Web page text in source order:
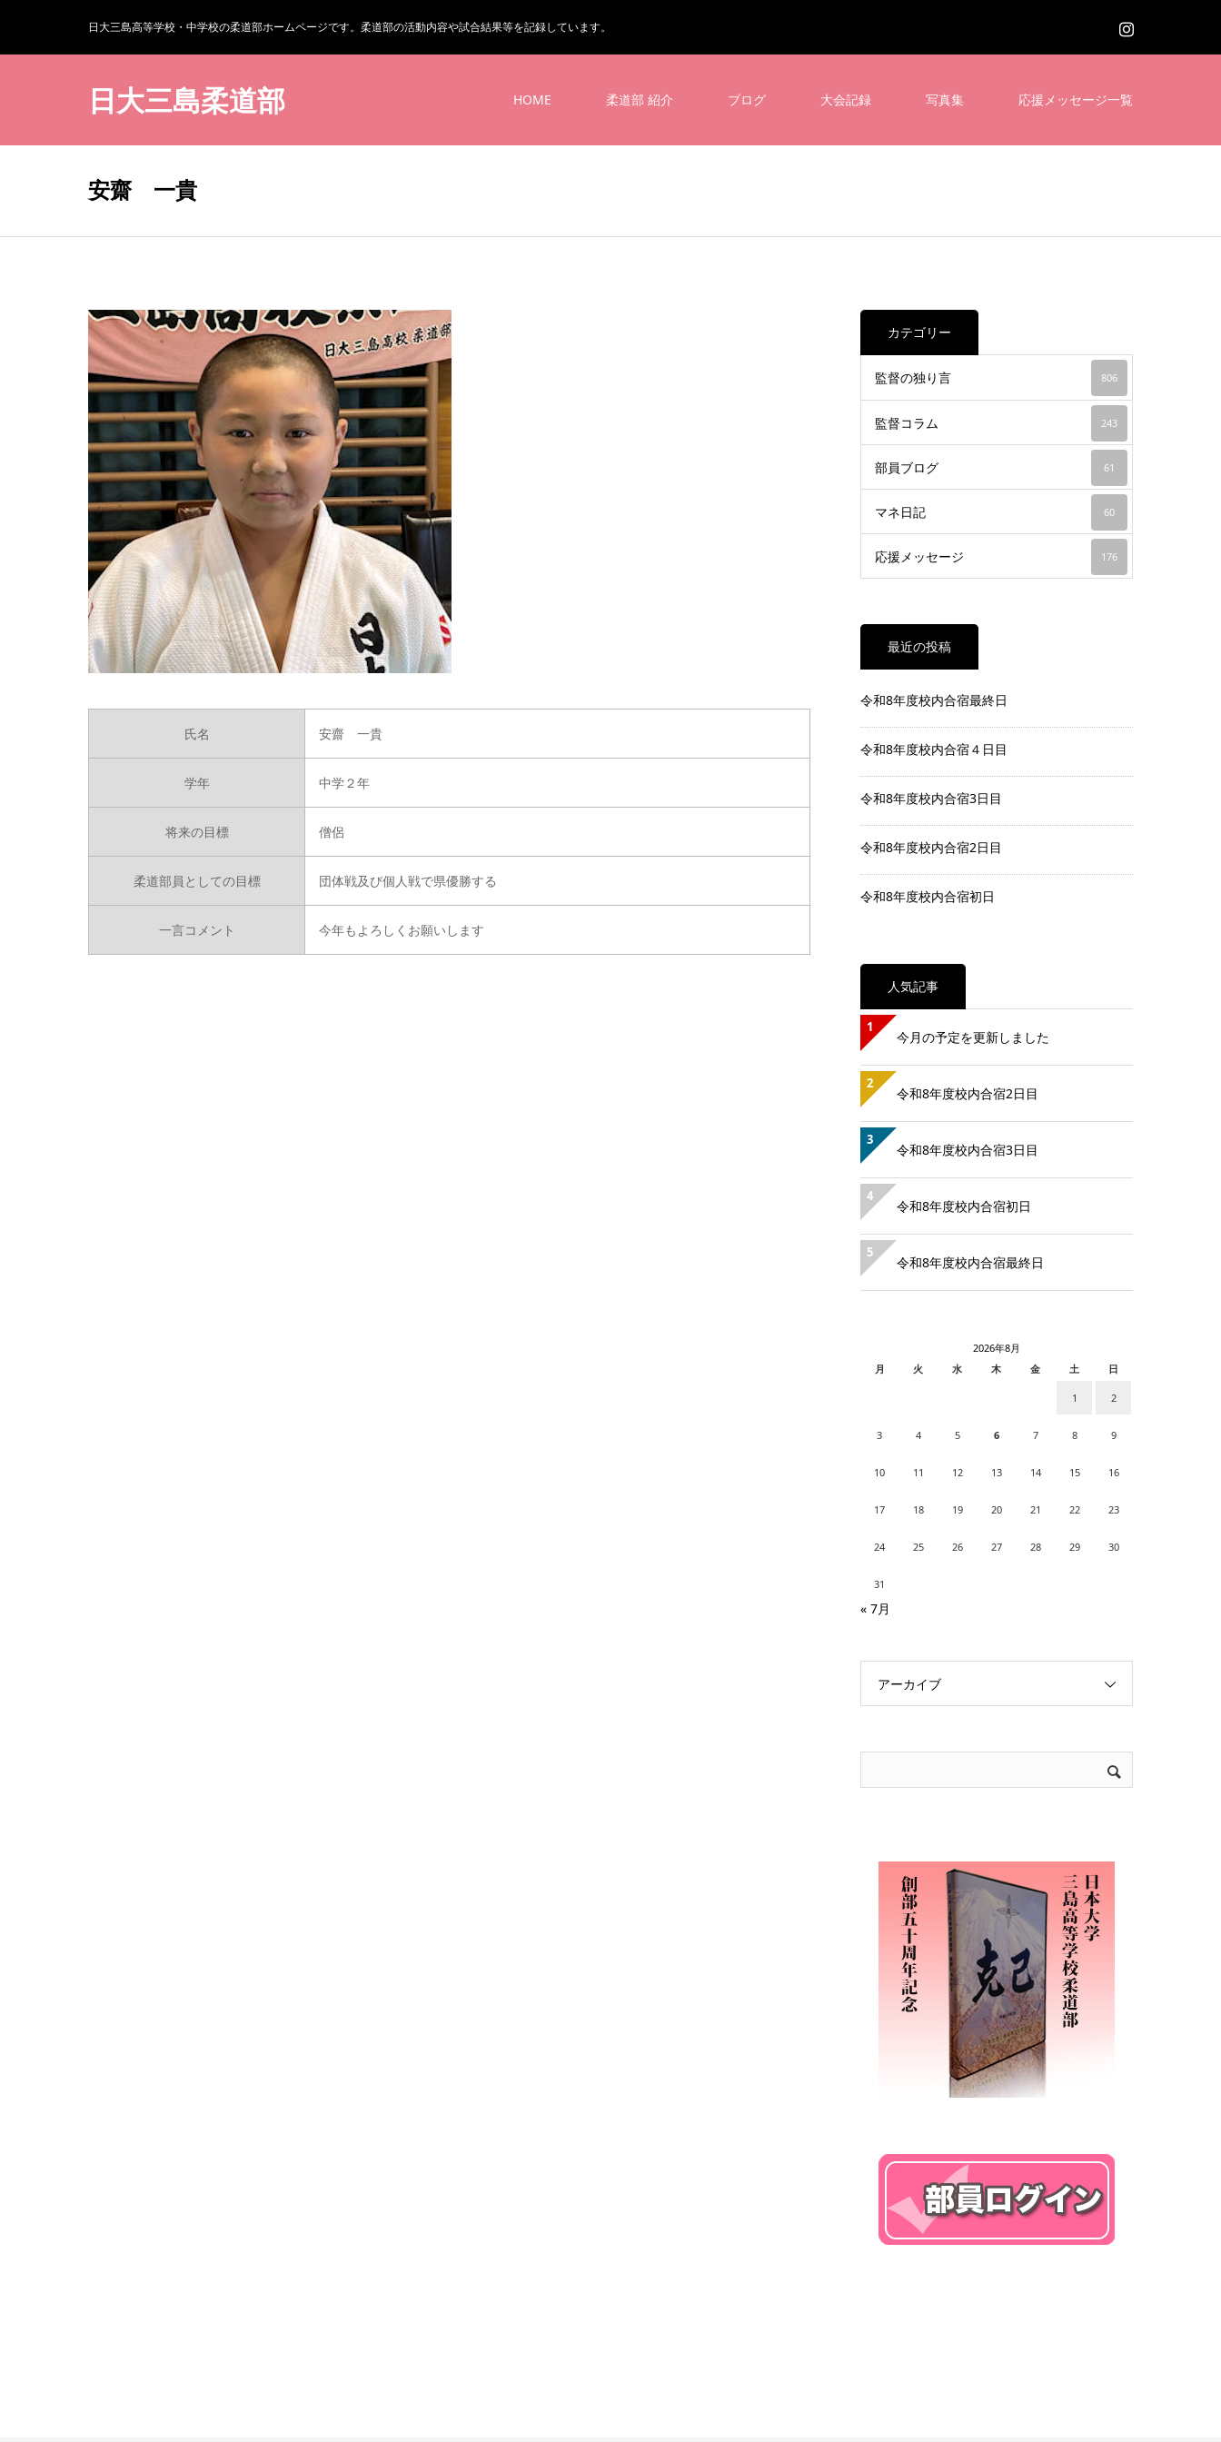
日大三島高等学校・中学校の柔道部ホームページです。柔道部の活動内容や試合結果等を記録しています。
日大三島柔道部 HOME 柔道部 紹介 ブログ 大会記録 写真集 応援メッセージ一覧
安齋 一貴
氏名 安齋 一貴
学年 中学２年
将来の目標 僧侶
柔道部員としての目標 団体戦及び個人戦で県優勝する
一言コメント 今年もよろしくお願いします
カテゴリー
監督の独り言 806
監督コラム 243
部員ブログ 61
マネ日記 60
応援メッセージ 176
最近の投稿
令和8年度校内合宿最終日
令和8年度校内合宿４日目
令和8年度校内合宿3日目
令和8年度校内合宿2日目
令和8年度校内合宿初日
人気記事
1
今月の予定を更新しました
2
令和8年度校内合宿2日目
3
令和8年度校内合宿3日目
4
令和8年度校内合宿初日
5
令和8年度校内合宿最終日
2026年8月
月
火 水 木 金 土 日
1 2
3 4 5 6 7 8 9
10 11 12 13 14 15 16
17 18 19 20 21 22 23
24 25 26 27 28 29 30
31
« 7月
アーカイブ